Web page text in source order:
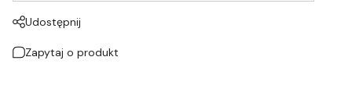
Udostępnij
Zapytaj o produkt